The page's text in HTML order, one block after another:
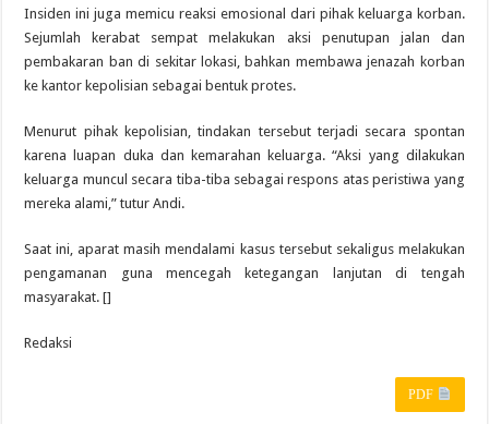
Insiden ini juga memicu reaksi emosional dari pihak keluarga korban.
Sejumlah kerabat sempat melakukan aksi penutupan jalan dan
pembakaran ban di sekitar lokasi, bahkan membawa jenazah korban
ke kantor kepolisian sebagai bentuk protes.
Menurut pihak kepolisian, tindakan tersebut terjadi secara spontan
karena luapan duka dan kemarahan keluarga. “Aksi yang dilakukan
keluarga muncul secara tiba-tiba sebagai respons atas peristiwa yang
mereka alami,” tutur Andi.
Saat ini, aparat masih mendalami kasus tersebut sekaligus melakukan
pengamanan guna mencegah ketegangan lanjutan di tengah
masyarakat. []
Redaksi
PDF